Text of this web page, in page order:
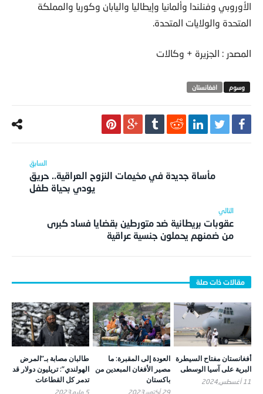
الأوروبي وفنلندا وألمانيا وإيطاليا واليابان وكوريا والمملكة
المتحدة والولايات المتحدة.
المصدر : الجزيرة + وكالات
افغانستان
مأساة جديدة في مخيمات النزوح العراقية.. حريق
يودي بحياة طفل
عقوبات بريطانية ضد متورطين بقضايا فساد كبرى
من ضمنهم يحملون جنسية عراقية
أفغانستان مفتاح السيطرة
البرية على آسيا الوسطى
11 أغسطس,2024
العودة إلى المقبرة: ما
مصير الأفغان المبعدين من
باكستان
29 أكتوبر,2023
طالبان مصابة بـ”المرض
الهولندي”: تريليون دولار قد
تدمر كل القطاعات
5 مايو,2023